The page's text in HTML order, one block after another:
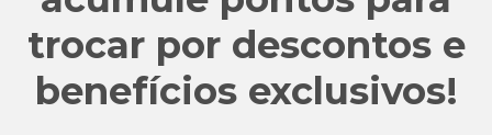
trocar por descontos e
benefícios exclusivos!